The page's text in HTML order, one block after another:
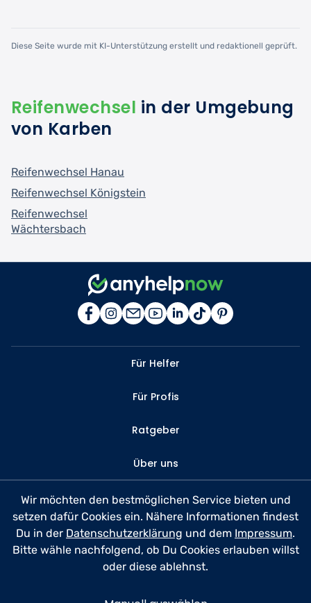
Diese Seite wurde mit KI-Unterstützung erstellt und redaktionell geprüft.
Reifenwechsel in der Umgebung
von Karben
Reifenwechsel Hanau
Reifenwechsel Königstein
Reifenwechsel
Wächtersbach
Für Helfer
Für Profis
Ratgeber
Über uns
Kontakt
FAQ
Datenschutz
Nutzungsbedingungen
Wir möchten den bestmöglichen Service bieten und
setzen dafür Cookies ein. Nähere Informationen findest
Du in der Datenschutzerklärung und dem Impressum.
Bitte wähle nachfolgend, ob Du Cookies erlauben willst
oder diese ablehnst.